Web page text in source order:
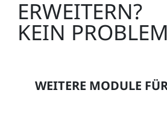
ERWEITERN?
KEIN
WEITERE MODULE